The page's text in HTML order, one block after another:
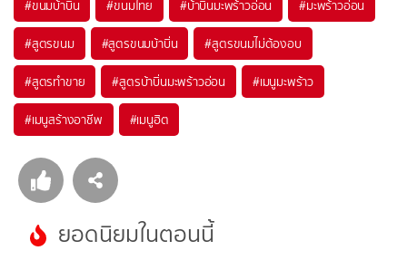
#ขนมบ้าบิ่น #ขนมไทย #บ้าบิ่นมะพร้าวอ่อน #มะพร้าวอ่อน
#สูตรขนม #สูตรขนมบ้าบิ่น #สูตรขนมไม่ต้องอบ
#สูตรทำขาย #สูตรบ้าบิ่นมะพร้าวอ่อน #เมนูมะพร้าว
#เมนูสร้างอาชีพ #เมนูฮิต
ยอดนิยมในตอนนี้